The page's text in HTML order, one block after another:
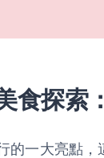
食探索
的一大亮點